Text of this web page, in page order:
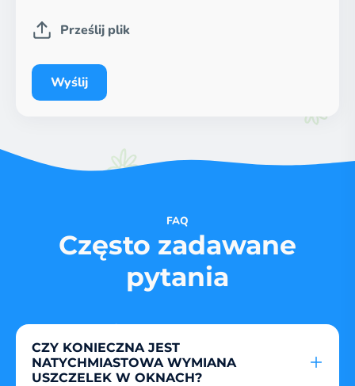
Prześlij plik
Wyślij
FAQ
Często zadawane
pytania
CZY KONIECZNA JEST
NATYCHMIASTOWA WYMIANA
USZCZELEK W OKNACH?